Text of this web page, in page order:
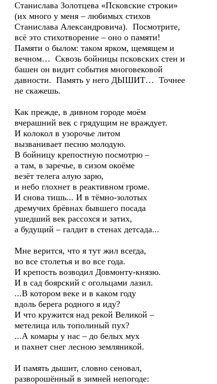
Станислава Золотцева «Псковские строки»
(их много у меня – любимых стихов
Станислава Александровича). Посмотрите,
всё это стихотворение – оно о памяти!
Памяти о былом: таком ярком, щемящем и
вечном… Сквозь бойницы псковских стен и
башен он видит события многовековой
давности. Память у него ДЫШИТ… Точнее
не скажешь.
Как прежде, в дивном городе моём
вчерашний век с грядущим не враждует.
И колокол в узорочье литом
вызванивает песню молодую.
В бойницу крепостную посмотрю –
а там, в заречье, в сизом окоёме
везёт телега алую зарю,
и небо глохнет в реактивном громе.
И снова тишь... И в тёмно-золотых
дремучих брёвнах бывшего посада
ушедший век рассохся и затих,
а будущий – галдит в стенах детсада...
Мне верится, что я тут жил всегда,
во все столетья и во все года.
И крепость возводил Довмонту-князю.
И в сад боярский с огольцами лазил.
...В котором веке и в каком году
вдоль берега родного я иду?
И что кружится над рекой Великой –
метелица иль тополиный пух?
...А комары у нас – до белых мух
и пахнет снег лесною земляникой.
И память дышит, словно сеновал,
разворошённый в зимней непогоде: